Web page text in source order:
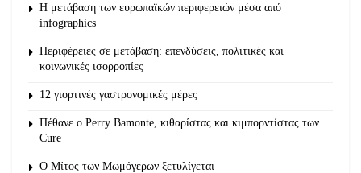
Η μετάβαση των ευρωπαϊκών περιφερειών μέσα από
infographics
Περιφέρειες σε μετάβαση: επενδύσεις, πολιτικές και
κοινωνικές ισορροπίες
12 γιορτινές γαστρονομικές μέρες
Πέθανε ο Perry Bamonte, κιθαρίστας και κιμπορντίστας των
Cure
O Μίτος των Μωμόγερων ξετυλίγεται